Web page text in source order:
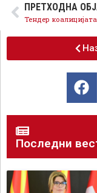
ПРЕТХОДНА
Последни